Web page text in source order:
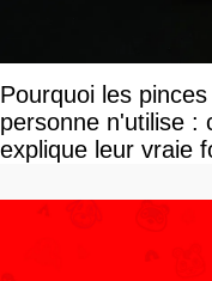
Pourquoi les
personne n'utilise :
explique leur vraie